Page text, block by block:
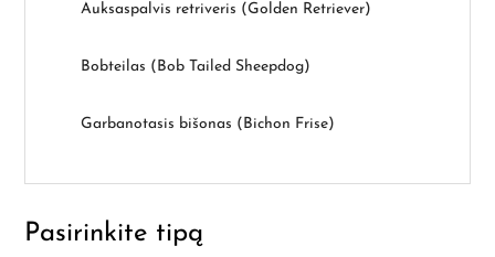
Auksaspalvis retriveris (Golden Retriever)
Bobteilas (Bob Tailed Sheepdog)
Garbanotasis bišonas (Bichon Frise)
Pasirinkite tipą